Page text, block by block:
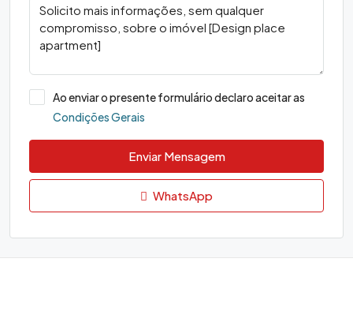
Ao enviar o presente formulário declaro aceitar as
Condições Gerais
Enviar Mensagem
WhatsApp